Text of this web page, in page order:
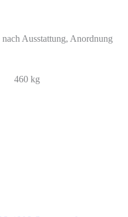
Ausstattung, Anordnung
460 kg